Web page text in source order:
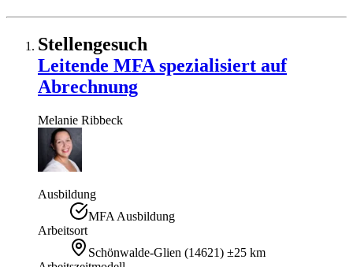
Stellengesuch
Leitende MFA spezialisiert auf
Abrechnung
Melanie Ribbeck
Ausbildung
MFA Ausbildung
Arbeitsort
Schönwalde-Glien (14621) ±25 km